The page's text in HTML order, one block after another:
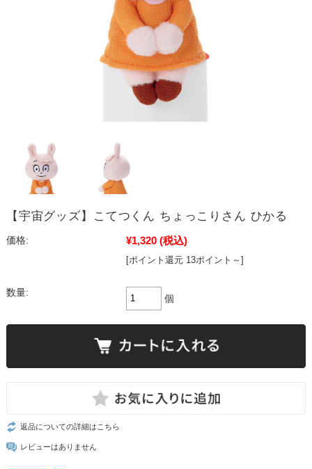
【宇宙グッズ】こてつくん ちょっこりさん ひかる
価格: ¥1,320 (税込)
[ポイント還元 13ポイント～]
数量:
個
返品についての詳細はこちら
レビューはありません